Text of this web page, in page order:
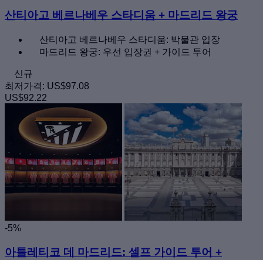
산티아고 베르나베우 스타디움 + 마드리드 왕궁
산티아고 베르나베우 스타디움: 박물관 입장
마드리드 왕궁: 우선 입장권 + 가이드 투어
신규
최저가격: US$97.08
US$92.22
-5%
아틀레티코 데 마드리드: 셀프 가이드 투어 +